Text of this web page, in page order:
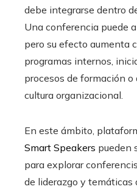
debe integrarse dentro
Una conferencia puede
pero su efecto aumenta
programas internos,
procesos de formación
cultura organizacional.
En este ámbito,
Smart Speakers pueden
para explorar
de liderazgo y